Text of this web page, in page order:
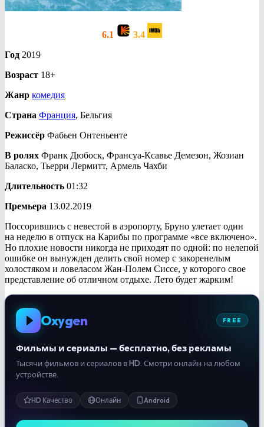
6.1
3.4
Год 2019
Возраст 18+
Жанр комедия
Страна Франция, Бельгия
Режиссёр Фабьен Онтеньенте
В ролях Франк Дюбоск, Франсуа-Ксавье Демезон, Жозиан
Баласко, Тьерри Лермитт, Армель Чахби
Длительность 01:32
Премьера 13.02.2019
Поссорившись с невестой в аэропорту, Бруно улетает один
на неделю в отпуск на Карибы по программе «все включено».
Но плохие новости никогда не приходят по одной: по нелепой
ошибке он вынужден делить свой номер с закоренелым
холостяком и ловеласом Жан-Полем Сиссе, у которого свое
представление об отличном отдыхе. Лето будет жарким!
Oxygen FREE
Фильмы и сериалы — бесплатно, без рекламы
Тысячи фильмов и сериалов в HD. Смотри онлайн на любом
устройстве.
HD Качество Онлайн Android